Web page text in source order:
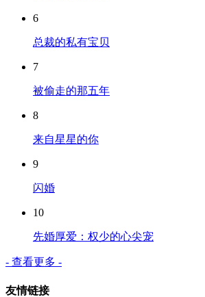
6
总裁的私有宝贝
7
被偷走的那五年
8
来自星星的你
9
闪婚
10
先婚厚爱：权少的心尖宠
- 查看更多 -
友情链接